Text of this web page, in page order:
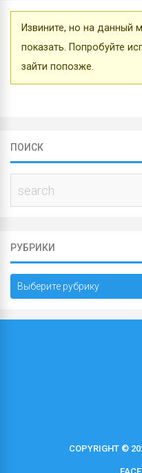
Извините, но на данный
показать. Попробуйте
зайти попозже.
ПОИСК
РУБРИКИ
Рубрики
COPYRIGHT ©